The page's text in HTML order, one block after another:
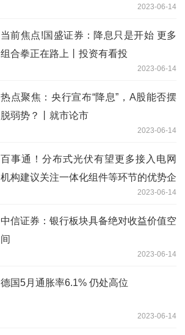
2023-06-14
当前焦点!国盛证券：降息只是开始 更多
组合拳正在路上丨投资有看投
2023-06-14
热点聚焦：央行宣布“降息”，A股能否摆
脱弱势？丨就市论市
2023-06-14
百事通！分布式光伏有望更多接入电网
机构建议关注一体化组件等环节的优势企
2023-06-14
中信证券：银行板块具备绝对收益价值空
间
2023-06-14
德国5月通胀率6.1% 仍处高位
2023-06-14